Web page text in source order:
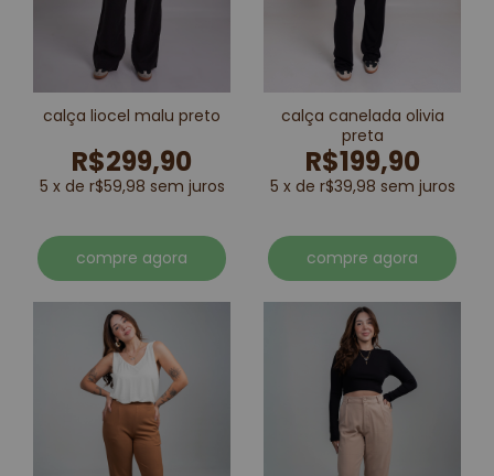
calça liocel malu preto
R$299,90
5 x de r$59,98 sem juros
compre agora
calça canelada olivia
preta
R$199,90
5 x de r$39,98 sem juros
compre agora